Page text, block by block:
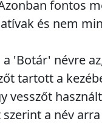
fontos
és nem
'Botár' névre
tartott a
vesszőt
a név